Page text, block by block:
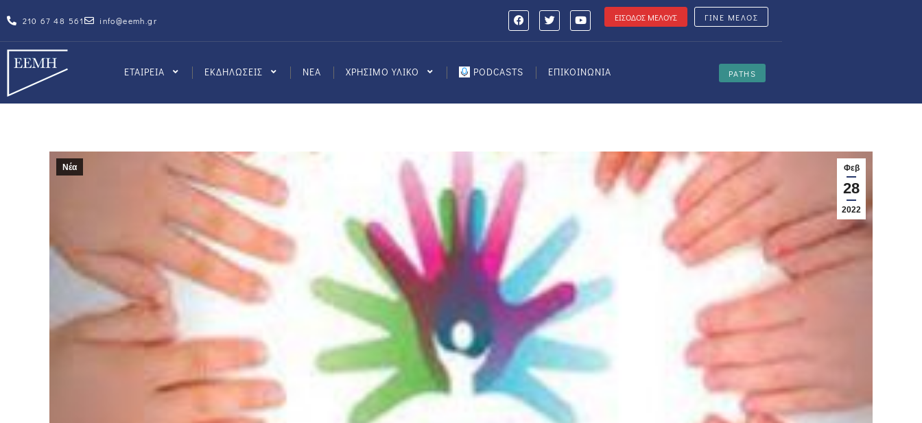
210 67 48 561 info@eemh.gr ΕΙΣΟΔΟΣ ΜΕΛΟΥΣ ΓΙΝΕ ΜΕΛΟΣ
ΕΤΑΙΡΕΙΑ ΕΚΔΗΛΩΣΕΙΣ ΝΕΑ ΧΡΗΣΙΜΟ ΥΛΙΚΟ PODCASTS ΕΠΙΚΟΙΝΩΝΙΑ PATHS
Φεβ
28
2022
Νέα